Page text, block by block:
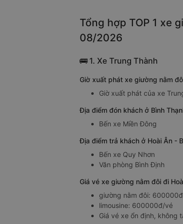
Tổng hợp TOP 1 xe
08/2026
🚌 1. Xe Trung Thành
Giờ xuất phát xe giường nằm
Giờ xuất phát của xe
Địa điểm đón khách ở Bình
Bến xe Miền Đông
Địa điểm trả khách ở Hoài Ân -
Bến xe Quy Nhơn
Văn phòng Bình Định
Giá vé xe giường nằm đôi đi
giường nằm đôi:
limousine: 600000đ/vé
Giá vé xe ổn định, không